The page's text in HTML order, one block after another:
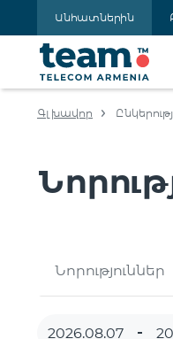
Անհատներին
Գլխավոր
Նորություններ